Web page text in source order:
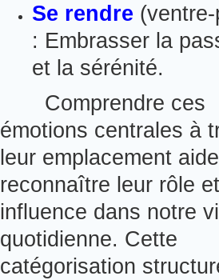
Se rendre
: Embrasser la
et la sérénité.
Comprendre ces
émotions centrales à
leur emplacement
reconnaître leur rôle
influence dans notre
quotidienne. Cette
catégorisation